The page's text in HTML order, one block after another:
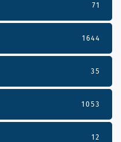
71
1644
35
1053
12